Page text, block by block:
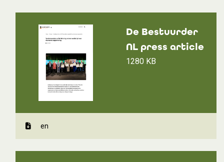
De Bestuurder
NL press article
1280 KB
en